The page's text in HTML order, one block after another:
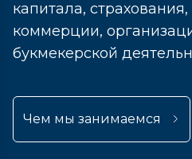
капитала,
коммерции,
букмекерской
Чем мы занимаемся